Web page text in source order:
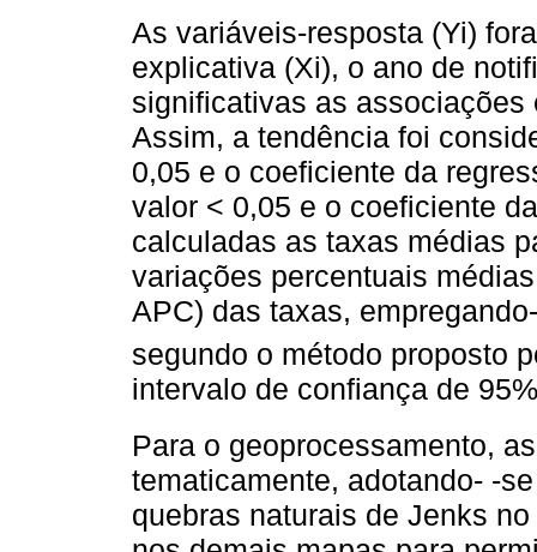
As variáveis-resposta (Yi)
explicativa (Xi), o ano de
significativas as
Assim, a tendência foi
0,05 e o coeficiente da
valor < 0,05 e o coeficiente
calculadas as taxas médias
variações percentuais
APC) das taxas,
segundo o método proposto
intervalo de confiança de
Para o geoprocessamento,
tematicamente, adotando- -
quebras naturais de Jenks